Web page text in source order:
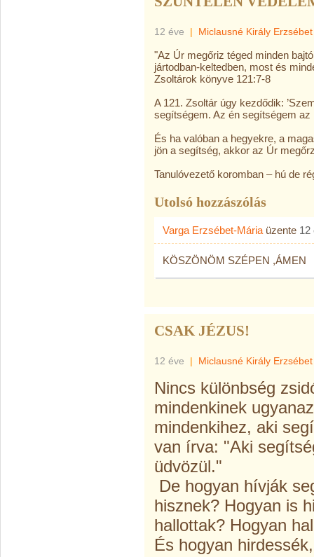
12 éve | Miclausné Király Erzsébet
"Az Úr megőriz téged minden
jártodban-keltedben, most és
Zsoltárok könyve 121:7-8
A 121. Zsoltár úgy kezdődik:
segítségem. Az én segítségem az
És ha valóban a hegyekre, a
jön a segítség, akkor az Úr
Tanulóvezető koromban – hú de
Utolsó hozzászólás
Varga Erzsébet-Mária üzente 12
KÖSZÖNÖM SZÉPEN ,ÁMEN
CSAK JÉZUS!
12 éve | Miclausné Király Erzsébet
Nincs különbség
mindenkinek
mindenkihez, aki
van írva: "Aki
üdvözül."
De hogyan hívják
hisznek? Hogyan is
hallottak? Hogyan
És hogyan